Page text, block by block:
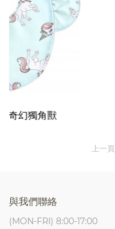
上一頁
與我們聯絡
(MON-FRI) 8:00-17:00